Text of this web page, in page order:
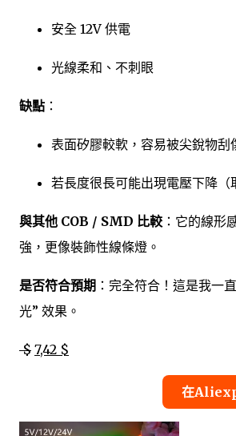
安全 12V 供電
光線柔和、不刺眼
缺點 ：
表面矽膠較軟，容易被尖銳物刮
若長度很長可能出現電壓下降（
與其他 COB / SMD 比較 ：它的線形
強，更像裝飾性線條燈。
是否符合預期 ：完全符合！這是我一
光” 效果。
$ 7,42 $
在